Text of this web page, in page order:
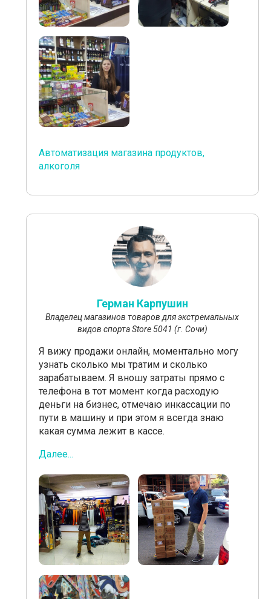
Автоматизация магазина продуктов,
алкоголя
Герман Карпушин
Владелец магазинов товаров для экстремальных
видов спорта Store 5041 (г. Сочи)
Я вижу продажи онлайн, моментально могу
узнать сколько мы тратим и сколько
зарабатываем. Я вношу затраты прямо с
телефона в тот момент когда расходую
деньги на бизнес, отмечаю инкассации по
пути в машину и при этом я всегда знаю
какая сумма лежит в кассе.
Далее...